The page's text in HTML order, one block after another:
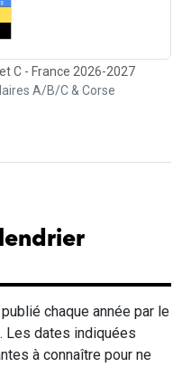
C - France 2026-2027
A/B/C & Corse
chaque année par le
Les dates indiquées
à connaître pour ne